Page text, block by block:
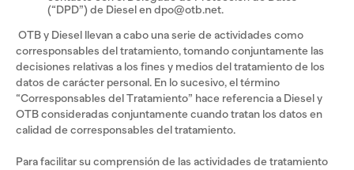
(“DPD”) de Diesel en dpo@otb.net.
OTB y Diesel llevan a cabo una serie de actividades como
corresponsables del tratamiento, tomando conjuntamente las
decisiones relativas a los fines y medios del tratamiento de los
datos de carácter personal. En lo sucesivo, el término
“Corresponsables del Tratamiento” hace referencia a Diesel y
OTB consideradas conjuntamente cuando tratan los datos en
calidad de corresponsables del tratamiento.
Para facilitar su comprensión de las actividades de tratamiento